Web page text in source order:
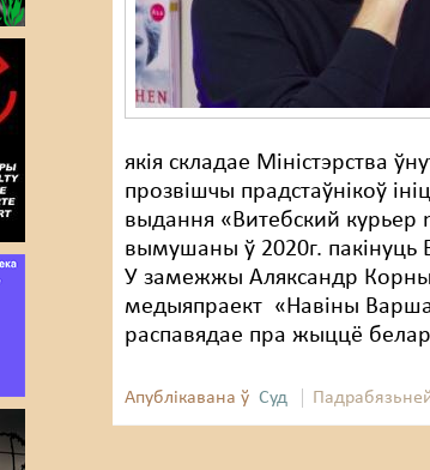
якія складае Міністэрства
прозвішчы прадстаўнікоў
выдання «Витебский курьер
вымушаны ў 2020г. пакінуць
У замежжы Аляксандр
медыяпраект «Навіны
распавядае пра жыццё
Апублікавана ў Суд